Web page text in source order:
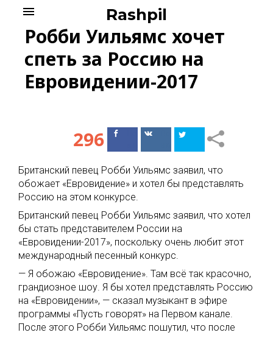
content
Rashpil
menu
Робби Уильямс хочет
спеть за Россию на
Евровидении-2017
296
ПоделитьсяПоделиться
Британский певец Робби Уильямс заявил, что
обожает «Евровидение» и хотел бы представлять
Россию на этом конкурсе.
Британский певец Робби Уильямс заявил, что хотел
бы стать представителем России на
«Евровидении-2017», поскольку очень любит этот
международный песенный конкурс.
— Я обожаю «Евровидение». Там всё так красочно,
грандиозное шоу. Я бы хотел представлять Россию
на «Евровидении», — сказал музыкант в эфире
программы «Пусть говорят» на Первом канале.
После этого Робби Уильямс пошутил, что после